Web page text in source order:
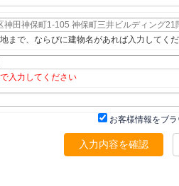
まで、ならびに建物名があれば入力してく
入力してください
お客様情報をブ
入力内容を確認